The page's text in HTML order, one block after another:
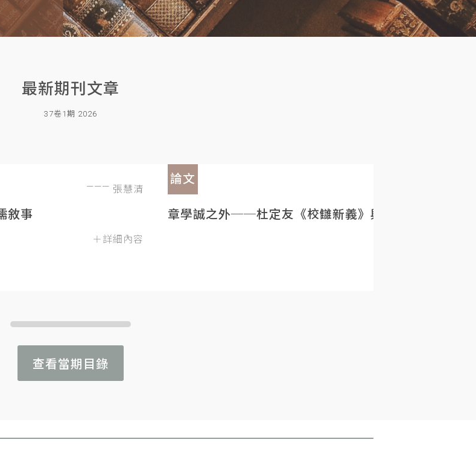
最新期刊文章
37卷1期 2026
張慧清
敘事
＋詳細內容
論文
章學誠之外──杜定友《校讎新義》與民初目錄學的重
查看當期目錄